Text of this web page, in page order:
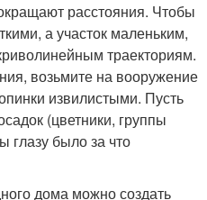
расстояния. Чтобы
а участок маленьким,
траекториям.
возьмите на вооружение
извилистыми. Пусть
(цветники, группы
глазу было за что
дома можно создать